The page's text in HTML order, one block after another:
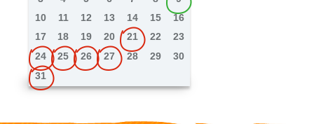
10
11 12 13 14 15
16
17
18 19 20 21 22
23
24
25 26 27 28 29
30
31